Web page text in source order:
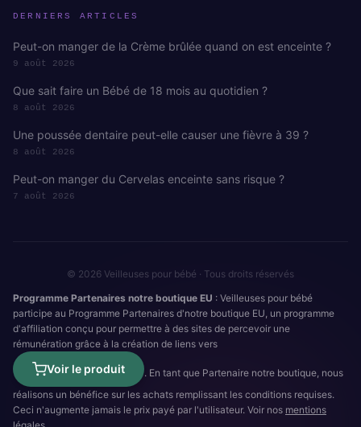
DERNIERS ARTICLES
Peut-on manger de la Crème brûlée quand on est enceinte ?
9 août 2026
Que sait faire un Bébé de 18 mois au quotidien ?
8 août 2026
Une poussée dentaire peut-elle causer une fièvre à 39 ?
8 août 2026
Peut-on manger du Cervelas enceinte sans risque ?
7 août 2026
© 2026 Veilleuses pour bébé · Tous droits réservés
Programme Partenaires notre boutique EU : Veilleuses pour bébé
participe au Programme Partenaires d'notre boutique EU, un programme
d'affiliation conçu pour permettre à des sites de percevoir une
rémunération grâce à la création de liens vers
Voir le produit
. En tant que Partenaire notre boutique, nous
réalisons un bénéfice sur les achats remplissant les conditions requises.
Ceci n'augmente jamais le prix payé par l'utilisateur. Voir nos mentions